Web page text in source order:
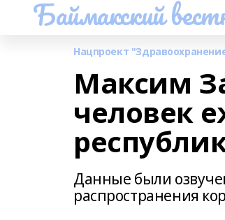
Баймакский
Нацпроект
Максим
человек
Данные были
распространения